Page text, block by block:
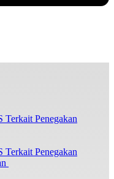
Terkait Penegakan